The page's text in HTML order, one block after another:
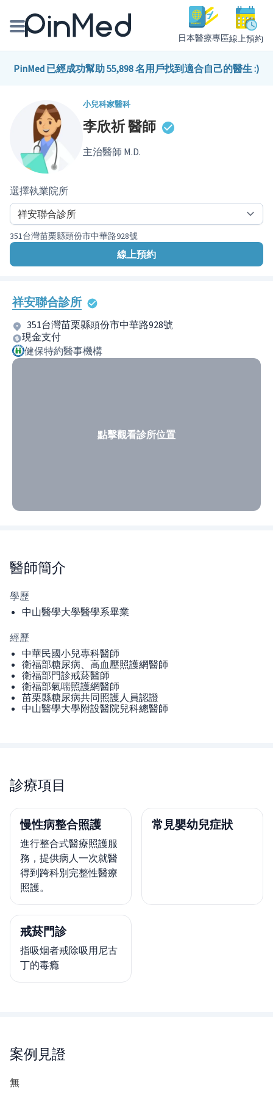
日本醫療專區線上預約
線上預約醫師、院所
健康主題館
PinMed 已經成功幫助 55,898 名用戶找到適合自己的醫生 :)
小兒科家醫科
李欣祈醫師
主治醫師 M.D.
選擇執業院所
351台灣苗栗縣頭份市中華路928號
線上預約
祥安聯合診所
351台灣苗栗縣頭份市中華路928號
現金支付
健保特約醫事機構
點擊觀看診所位置
醫師簡介
學歷
中山醫學大學醫學系畢業
經歷
中華民國小兒專科醫師
衛福部糖尿病、高血壓照護網醫師
衛福部門診戒菸醫師
衛福部氣喘照護網醫師
苗栗縣糖尿病共同照護人員認證
中山醫學大學附設醫院兒科總醫師
診療項目
慢性病整合照護
進行整合式醫療照護服
務，提供病人一次就醫
得到跨科別完整性醫療
照護。
常見嬰幼兒症狀
戒菸門診
指吸烟者戒除吸用尼古
丁的毒瘾
案例見證
無